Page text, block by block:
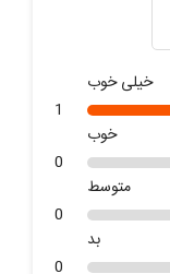
خیلی خوب
1
خوب
0
متوسط
0
بد
0